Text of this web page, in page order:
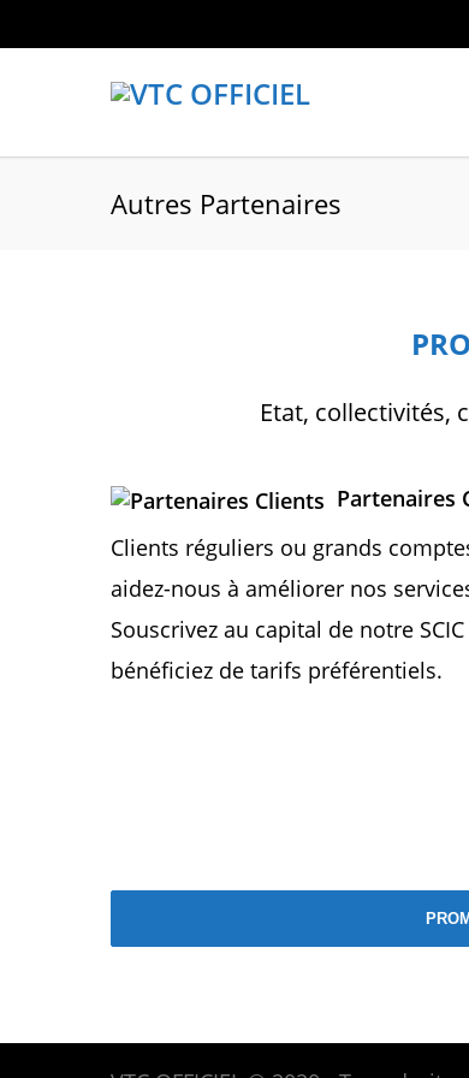
Autres Partenaires
Etat, collectivités,
Partenaires
Clients réguliers ou grands
aidez-nous à améliorer nos
Souscrivez au capital de notre
bénéficiez de tarifs préférentiels.